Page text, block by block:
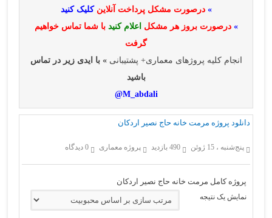
» درصورت مشکل پرداخت آنلاینکلیک کنید
» درصورت بروز هر مشکل اعلام کنید با شما تماس خواهیم
گرفت
انجام کلیه پروژهای معماری+ پشتیبانی» با ایدی زیر در تماس
باشید
M_abdali@
دانلود پروژه مرمت خانه حاج نصیر اردکان
پنج‌شنبه ، 15 ژوئن 490 بازدید پروژه معماری 0 دیدگاه
پروژه کامل مرمت خانه حاج نصیر اردکان
نمایش یک نتیجه